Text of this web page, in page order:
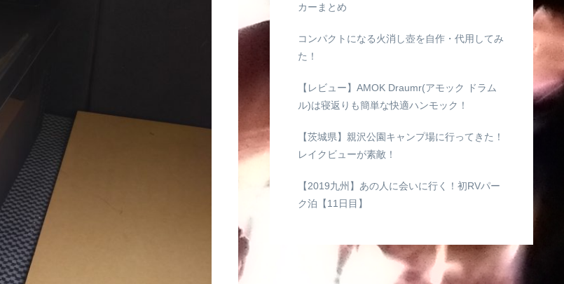
カーまとめ
コンパクトになる火消し壺を自作・代用してみ
た！
【レビュー】AMOK Draumr(アモック ドラム
ル)は寝返りも簡単な快適ハンモック！
【茨城県】親沢公園キャンプ場に行ってきた！
レイクビューが素敵！
【2019九州】あの人に会いに行く！初RVパー
ク泊【11日目】